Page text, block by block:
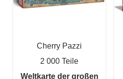
Cherry Pazzi
2 000 Teile
Weltkarte der großen